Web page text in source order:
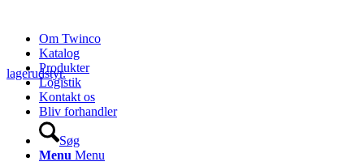
Om Twinco
Katalog
Produkter
Logistik
Kontakt os
Bliv forhandler
Søg
Menu Menu